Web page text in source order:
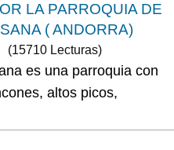
LA PARROQUIA DE
( ANDORRA)
(15710 Lecturas)
es una parroquia con
altos picos,